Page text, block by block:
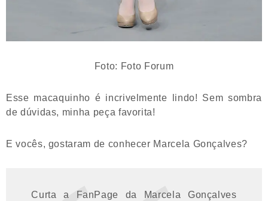
Foto: Foto Forum
Esse macaquinho é incrivelmente lindo! Sem sombra
de dúvidas, minha peça favorita!
E vocês, gostaram de conhecer Marcela Gonçalves?
Curta a FanPage da Marcela Gonçalves